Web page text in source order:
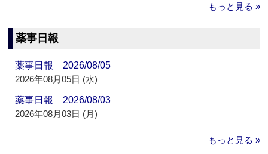
もっと見る »
薬事日報
薬事日報 2026/08/05
2026年08月05日 (水)
薬事日報 2026/08/03
2026年08月03日 (月)
もっと見る »